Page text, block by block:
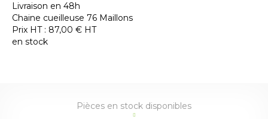
Livraison en 48h
Chaine cueilleuse 76 Maillons
Prix HT : 87,00 € HT
en stock
Pièces en stock disponibles